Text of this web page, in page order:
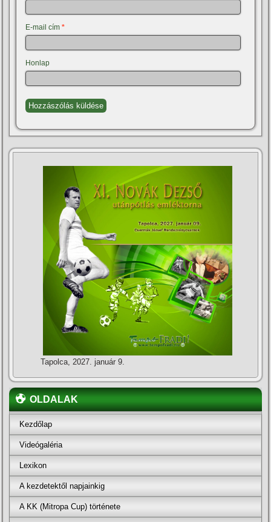
E-mail cím*
Honlap
Tapolca, 2027. január 9.
OLDALAK
Kezdőlap
Videógaléria
Lexikon
A kezdetektől napjainkig
A KK (Mitropa Cup) története